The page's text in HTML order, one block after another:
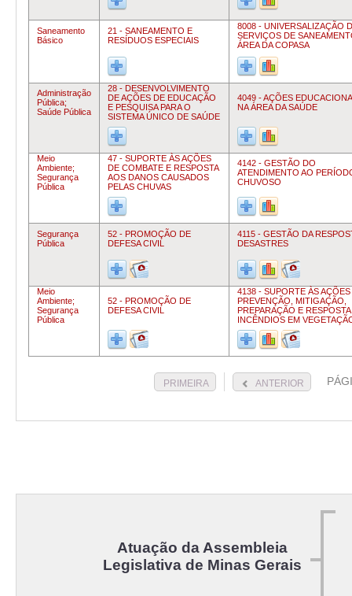
Saneamento
Básico
21 - SANEAMENTO E
RESÍDUOS ESPECIAIS
8008 - UNIVERSALIZAÇÃO
SERVIÇOS DE
ÁREA DA COPASA
Administração
Pública;
Saúde Pública
28 - DESENVOLVIMENTO
DE AÇÕES DE EDUCAÇÃO
E PESQUISA PARA O
SISTEMA ÚNICO DE SAÚDE
4049 - AÇÕES
NA ÁREA DA SAÚDE
Meio
Ambiente;
Segurança
Pública
47 - SUPORTE ÀS AÇÕES
DE COMBATE E RESPOSTA
AOS DANOS CAUSADOS
PELAS CHUVAS
4142 - GESTÃO DO
ATENDIMENTO AO
CHUVOSO
Segurança
Pública
52 - PROMOÇÃO DE
DEFESA CIVIL
4115 - GESTÃO DA
DESASTRES
Meio
Ambiente;
Segurança
Pública
52 - PROMOÇÃO DE
DEFESA CIVIL
4138 - SUPORTE ÀS AÇÕES
PREVENÇÃO, MITIGAÇÃO,
PREPARAÇÃO E RESPOSTA
INCÊNDIOS EM
PRIMEIRA ANTERIOR
Atuação da Assembleia
Legislativa de Minas Gerais